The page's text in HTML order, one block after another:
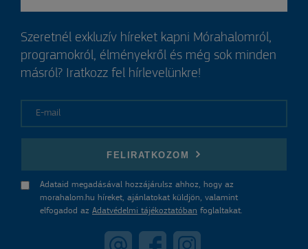
Szeretnél exkluzív híreket kapni Mórahalomról,
programokról, élményekről és még sok minden
másról? Iratkozz fel hírlevelünkre!
FELIRATKOZOM
Adataid megadásával hozzájárulsz ahhoz, hogy az
morahalom.hu híreket, ajánlatokat küldjön, valamint
elfogadod az Adatvédelmi tájékoztatóban foglaltakat.